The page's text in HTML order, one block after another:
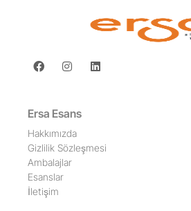
Ersa Esans
Hakkımızda
Gizlilik Sözleşmesi
Ambalajlar
Esanslar
İletişim